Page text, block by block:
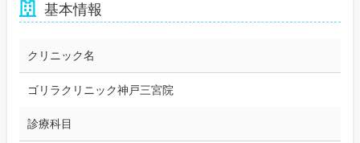
基本情報
クリニック名
ゴリラクリニック神戸三宮院
診療科目